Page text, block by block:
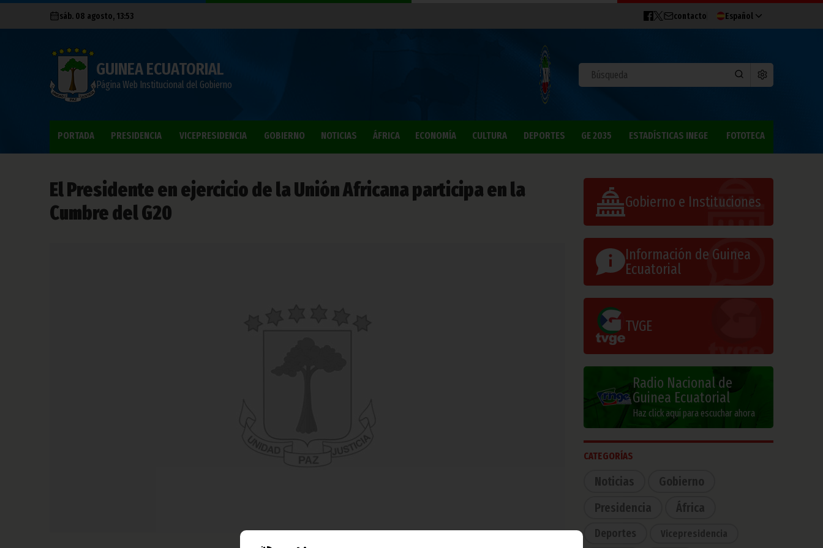
sáb. 08 agosto, 13:53 contacto Español
GUINEA ECUATORIAL
Página Web Institucional del Gobierno
PORTADA PRESIDENCIA VICEPRESIDENCIA GOBIERNO NOTICIAS ÁFRICA ECONOMÍA CULTURA DEPORTES GE 2035 ESTADÍSTICAS INEGE FOTOTECA
El Presidente en ejercicio de la Unión Africana participa en la
Cumbre del G20
Gobierno e Instituciones
Información de Guinea
Ecuatorial
TVGE
Radio Nacional de
Guinea Ecuatorial
Haz click aquí para escuchar ahora
CATEGORÍAS
Noticias
Gobierno
Presidencia
África
Deportes Vicepresidencia